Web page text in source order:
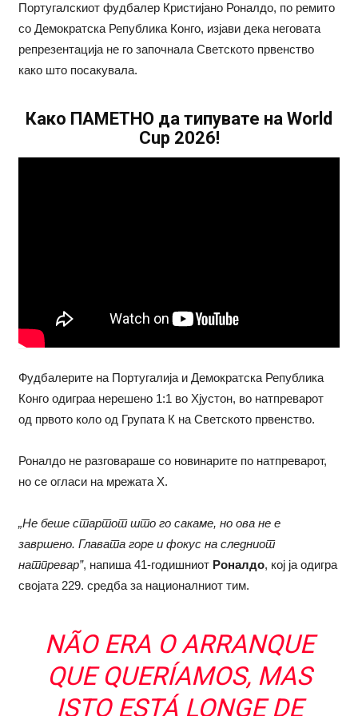
Португалскиот фудбалер Кристијано Роналдо, по ремито
со Демократска Република Конго, изјави дека неговата
репрезентација не го започнала Светското првенство
како што посакувала.
Како ПАМЕТНО да типувате на World
Cup 2026!
Фудбалерите на Португалија и Демократска Република
Конго одиграа нерешено 1:1 во Хјустон, во натпреварот
од првото коло од Групата К на Светското првенство.
Роналдо не разговараше со новинарите по натпреварот,
но се огласи на мрежата Х.
„Не беше стартот што го сакаме, но ова не е
завршено. Главата горе и фокус на следниот
натпревар”, напиша 41-годишниот Роналдо, кој ја одигра
својата 229. средба за националниот тим.
NÃO ERA O ARRANQUE
QUE QUERÍAMOS, MAS
ISTO ESTÁ LONGE DE